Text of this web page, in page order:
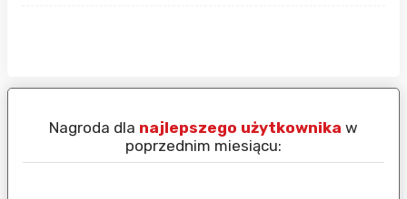
Nagroda dla najlepszego użytkownika w
poprzednim miesiącu: